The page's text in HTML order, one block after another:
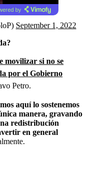
by
September 1, 2022
movilizar si no se
por el Gobierno
Petro.
aquí lo sostenemos
manera, gravando
redistribución
en general